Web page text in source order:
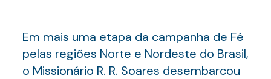
Em mais uma etapa da campanha de Fé
pelas regiões Norte e Nordeste do Brasil,
o Missionário R. R. Soares desembarcou